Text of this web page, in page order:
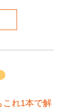
これ1本で解